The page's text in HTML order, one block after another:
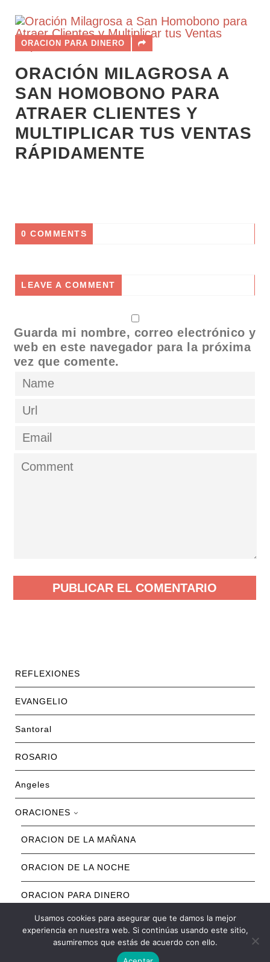
ORACION PARA DINERO
ORACIÓN MILAGROSA A
SAN HOMOBONO PARA
ATRAER CLIENTES Y
MULTIPLICAR TUS VENTAS
RÁPIDAMENTE
0 COMMENTS
LEAVE A COMMENT
Guarda mi nombre, correo electrónico y
web en este navegador para la próxima
vez que comente.
REFLEXIONES
EVANGELIO
Santoral
ROSARIO
Angeles
ORACIONES
ORACION DE LA MAÑANA
ORACION DE LA NOCHE
ORACION PARA DINERO
ORACION PARA SALUD
ORACION PARA EL AMOR
Usamos cookies para asegurar que te damos la mejor
experiencia en nuestra web. Si continúas usando este sitio,
asumiremos que estás de acuerdo con ello.